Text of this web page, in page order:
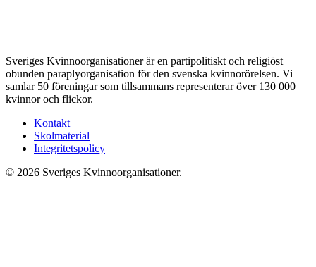
Sveriges Kvinnoorganisationer är en partipolitiskt och religiöst
obunden paraplyorganisation för den svenska kvinnorörelsen. Vi
samlar 50 föreningar som tillsammans representerar över 130 000
kvinnor och flickor.
Kontakt
Skolmaterial
Integritetspolicy
© 2026 Sveriges Kvinnoorganisationer.